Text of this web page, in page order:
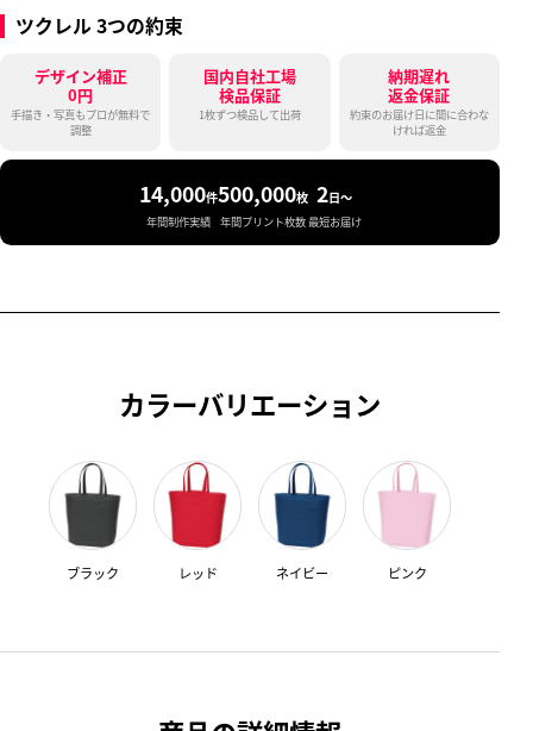
ツクレル 3つの約束
デザイン補正
0円
手描き・写真もプロが無料で
調整
国内自社工場
検品保証
1枚ずつ検品して出荷
納期遅れ
返金保証
約束のお届け日に間に合わな
ければ返金
14,000件
年間制作実績
500,000枚
年間プリント枚数
2日〜
最短お届け
カラーバリエーション
ブラック レッド ネイビー ピンク